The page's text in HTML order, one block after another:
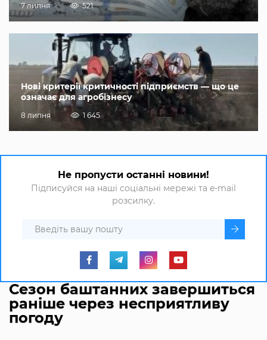
7 липня 521
Нові критерії критичності підприємств — що це
означає для агробізнесу
8 липня 1 645
Не пропусти останні новини!
Підписуйся на наші соціальні мережі та e-mail
розсилку.
Сезон баштанних завершиться
раніше через несприятливу
погоду